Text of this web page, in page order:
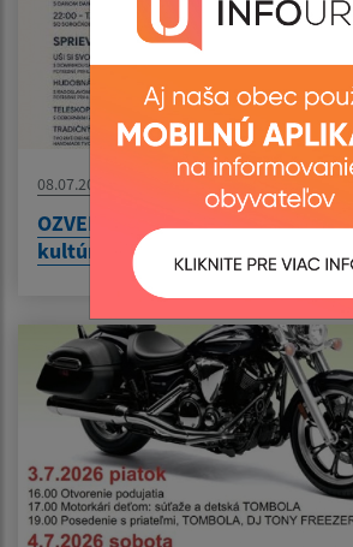
08.07.2026
OZVENY VLČÍCH HôR - 57.Festival
kultúry